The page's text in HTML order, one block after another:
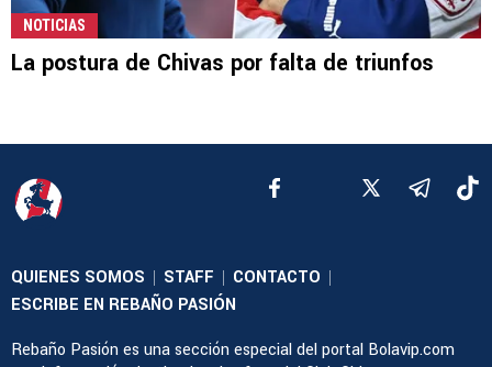
NOTICIAS
La postura de Chivas por falta de triunfos
QUIENES SOMOS | STAFF | CONTACTO |
ESCRIBE EN REBAÑO PASIÓN
Rebaño Pasión es una sección especial del portal Bolavip.com